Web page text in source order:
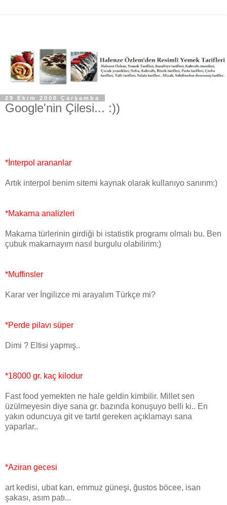
29 Ekim 2008 Çarşamba
Google'nin Çilesi... :))
*İnterpol arananlar
Artık interpol benim sitemi kaynak olarak kullanıyo sanırım:)
*Makarna analizleri
Makarna türlerinin girdiği bi istatistik programı olmalı bu. Ben
çubuk makarnayım nasıl burgulu olabilirim:)
*Muffinsler
Karar ver İngilizce mi arayalım Türkçe mi?
*Perde pilavı süper
Dimi ? Eltisi yapmış..
*18000 gr. kaç kilodur
Fast food yemekten ne hale geldin kimbilir. Millet sen
üzülmeyesin diye sana gr. bazında konuşuyo belli ki.. En
yakın oduncuya git ve tartıl gereken açıklamayı sana
yaparlar..
*Aziran gecesi
art kedisi, ubat karı, emmuz güneşi, ğustos böcee, isan
şakası, asım patı...